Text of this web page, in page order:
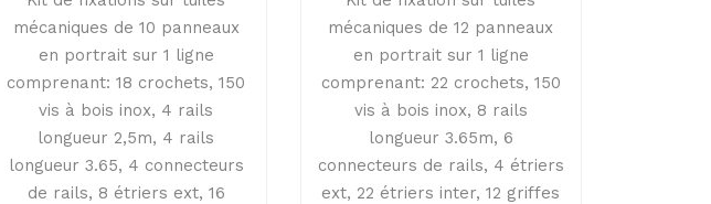
mécaniques de 10 panneaux
en portrait sur 1 ligne
comprenant: 18 crochets, 150
vis à bois inox, 4 rails
longueur 2,5m, 4 rails
longueur 3.65, 4 connecteurs
de rails, 8 étriers ext, 16
mécaniques de 12 panneaux
en portrait sur 1 ligne
comprenant: 22 crochets, 150
vis à bois inox, 8 rails
longueur 3.65m, 6
connecteurs de rails, 4 étriers
ext, 22 étriers inter, 12 griffes